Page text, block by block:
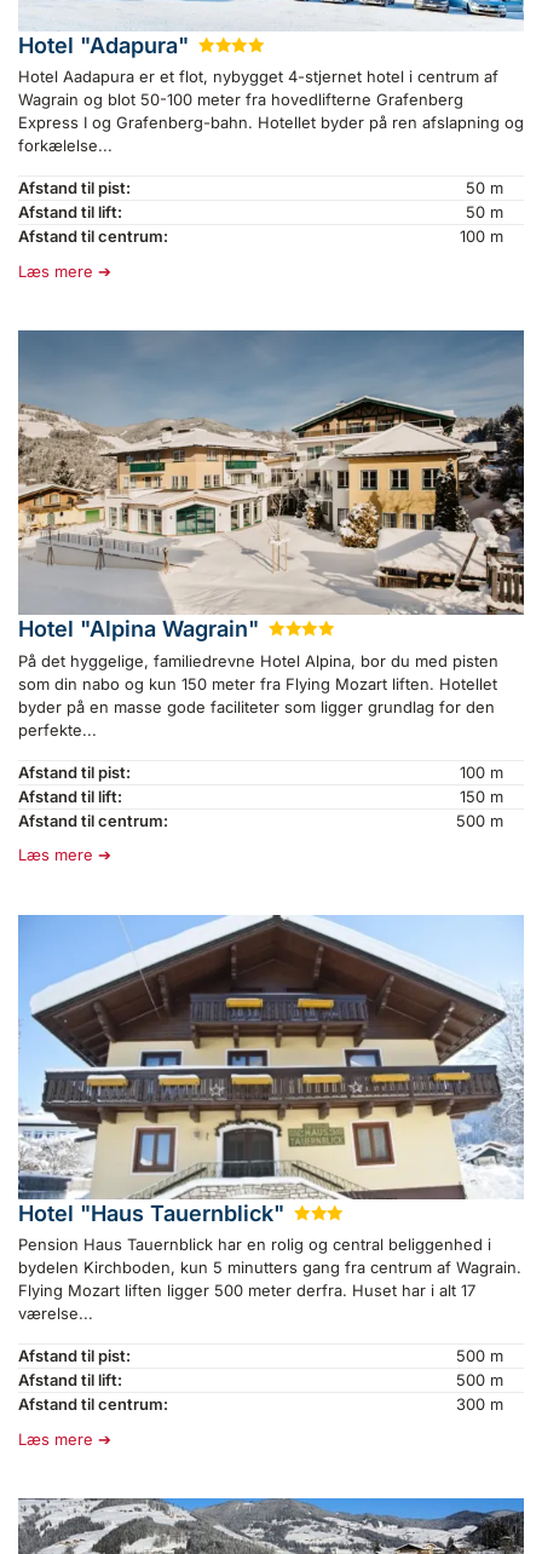
Hotel "Adapura" ★★★
Hotel Aadapura er et flot, nybygget 4-stjernet hotel i centrum af
Wagrain og blot 50-100 meter fra hovedlifterne Grafenberg
Express I og Grafenberg-bahn. Hotellet byder på ren afslapning og
forkælelse...
Afstand til pist:
50 m
Afstand til lift:
50 m
Afstand til centrum:
100 m
Læs mere
Hotel "Alpina Wagrain" ★★★
På det hyggelige, familiedrevne Hotel Alpina, bor du med pisten
som din nabo og kun 150 meter fra Flying Mozart liften. Hotellet
byder på en masse gode faciliteter som ligger grundlag for den
perfekte...
Afstand til pist:
100 m
Afstand til lift:
150 m
Afstand til centrum:
500 m
Læs mere
Hotel "Haus Tauernblick" ★★
Pension Haus Tauernblick har en rolig og central beliggenhed i
bydelen Kirchboden, kun 5 minutters gang fra centrum af Wagrain.
Flying Mozart liften ligger 500 meter derfra. Huset har i alt 17
værelse...
Afstand til pist:
500 m
Afstand til lift:
500 m
Afstand til centrum:
300 m
Læs mere